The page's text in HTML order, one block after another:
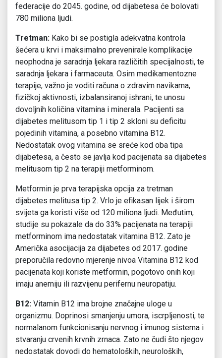
federacije do 2045. godine, od dijabetesa će bolovati
780 miliona ljudi.
Tretman: Kako bi se postigla adekvatna kontrola
šećera u krvi i maksimalno prevenirale komplikacije
neophodna je saradnja ljekara različitih specijalnosti, te
saradnja ljekara i farmaceuta. Osim medikamentozne
terapije, važno je voditi računa o zdravim navikama,
fizičkoj aktivnosti, izbalansiranoj ishrani, te unosu
dovoljnih količina vitamina i minerala. Pacijenti sa
dijabetes melitusom tip 1 i tip 2 skloni su deficitu
pojedinih vitamina, a posebno vitamina B12.
Nedostatak ovog vitamina se sreće kod oba tipa
dijabetesa, a često se javlja kod pacijenata sa dijabetes
melitusom tip 2 na terapiji metforminom.
Metformin je prva terapijska opcija za tretman
dijabetes melitusa tip 2. Vrlo je efikasan lijek i širom
svijeta ga koristi više od 120 miliona ljudi. Međutim,
studije su pokazale da do 33% pacijenata na terapiji
metforminom ima nedostatak vitamina B12. Zato je
Američka asocijacija za dijabetes od 2017. godine
preporučila redovno mjerenje nivoa Vitamina B12 kod
pacijenata koji koriste metformin, pogotovo onih koji
imaju anemiju ili razvijenu perifernu neuropatiju.
B12: Vitamin B12 ima brojne značajne uloge u
organizmu. Doprinosi smanjenju umora, iscrpljenosti, te
normalanom funkcionisanju nervnog i imunog sistema i
stvaranju crvenih krvnih zrnaca. Zato ne čudi što njegov
nedostatak dovodi do hematoloških, neuroloških,